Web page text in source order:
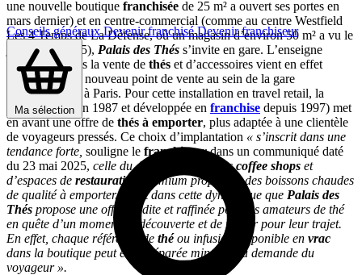
Conseils générauxDevenir franchiséDevenir franchiseur
Ma sélection
une nouvelle boutique franchisée de 25 m² a ouvert ses portes en
mars dernier) et en centre-commercial (comme au centre Westfield
Les 4 Temps de La Défense, où un magasin d’environ 50 m² a vu le
jour début 2025), Palais des Thés s’invite en gare. L’enseigne
spécialisée dans la vente de thés et d’accessoires vient en effet
d’inaugurer un nouveau point de vente au sein de la gare
Montparnasse, à Paris. Pour cette installation en travel retail, la
chaîne (créée en 1987 et développée en franchise depuis 1997) met
en avant une offre de thés à emporter, plus adaptée à une clientèle
de voyageurs pressés. Ce choix d’implantation « s’inscrit dans une
tendance forte, souligne le franchiseurdans un communiqué daté
du 23 mai 2025, celle du développement descoffee shops et
d’espaces de restauration
premium proposant des boissons chaudes
de qualité à emporter. C’est dans cette dynamique que Palais des
Thés propose une offre inédite et raffinée pour les amateurs de thé
en quête d’un moment de découverte et de plaisir pour leur trajet.
En effet, chaque référence de théou infusion disponible en vrac
dans la boutique peut être préparée minute à la demande du
voyageur ».